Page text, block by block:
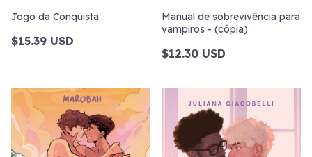
Jogo da Conquista
$15.39 USD
Manual de sobrevivência para
vampiros - (cópia)
$12.30 USD